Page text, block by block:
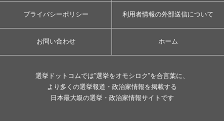
プライバシーポリシー 利用者情報の外部送信について
お問い合わせ ホーム
選挙ドットコムでは”選挙をオモシロク”を合言葉に、
より多くの選挙報道・政治家情報を掲載する
日本最大級の選挙・政治家情報サイトです